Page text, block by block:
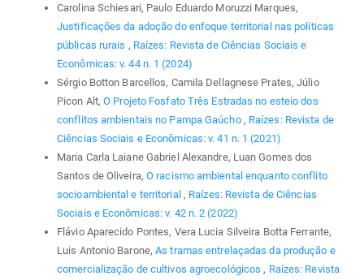
Carolina Schiesari, Paulo Eduardo Moruzzi Marques,
Justificações da adoção do enfoque territorial nas políticas
públicas rurais , Raízes: Revista de Ciências Sociais e
Econômicas: v. 44 n. 1 (2024)
Sérgio Botton Barcellos, Camila Dellagnese Prates, Júlio
Picon Alt,O Projeto Fosfato Três Estradas no esteio dos
conflitos ambientais no Pampa Gaúcho , Raízes: Revista de
Ciências Sociais e Econômicas: v. 41 n. 1 (2021)
Maria Carla Laiane Gabriel Alexandre, Luan Gomes dos
Santos de Oliveira, O racismo ambiental enquanto conflito
socioambiental e territorial , Raízes: Revista de Ciências
Sociais e Econômicas: v. 42 n. 2 (2022)
Flávio Aparecido Pontes, Vera Lucia Silveira Botta Ferrante,
Luis Antonio Barone,As tramas entrelaçadas da produção e
comercialização de cultivos agroecológicos , Raízes: Revista